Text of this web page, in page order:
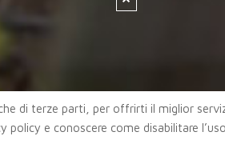
di terze parti, per offrirti il miglior
e conoscere come disabilitare